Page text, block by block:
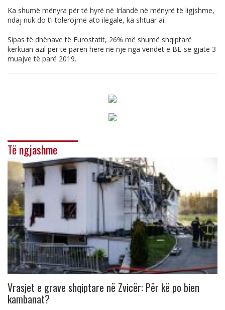
Ka shumë mënyra për të hyrë në Irlandë në mënyrë të ligjshme,
ndaj nuk do t’i tolerojmë ato ilegale, ka shtuar ai.
Sipas të dhënave të Eurostatit, 26% më shumë shqiptarë
kërkuan azil për të parën herë në një nga vendet e BE-së gjatë 3
muajve të parë 2019.
Të ngjashme
Vrasjet e grave shqiptare në Zvicër: Për kë po bien
kambanat?